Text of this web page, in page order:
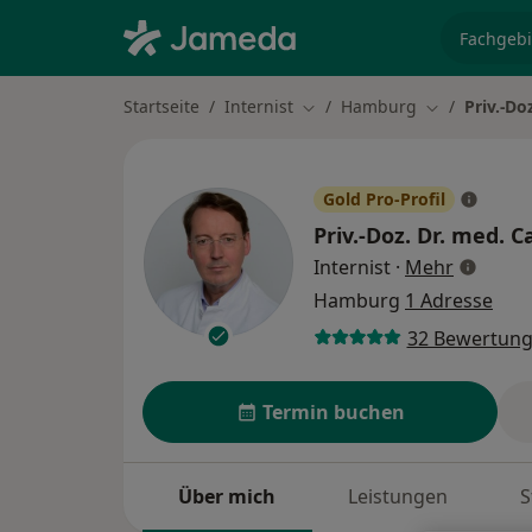
Startseite Internist Stadt ändern
Hamburg Stadt ändern
Priv.-
Gold Pro-Profil
Priv.-Doz. Dr. med.
Internist · Mehrüber
Hamburg 1 Adresse
32
Termin buchen
Über mich Leistungen